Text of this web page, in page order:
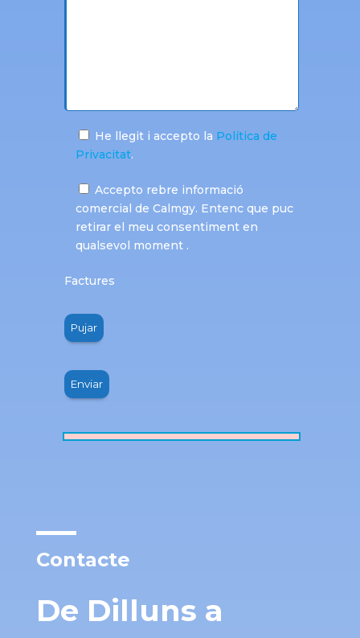
He llegit i accepto la Política de
Privacitat.
Accepto rebre informació
comercial de Calmgy. Entenc que puc
retirar el meu consentiment en
qualsevol moment .
Factures
Contacte
De Dilluns a